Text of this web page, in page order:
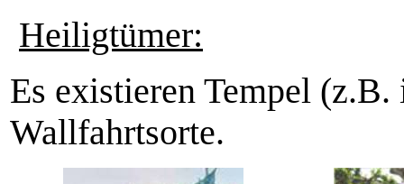
Heiligtümer:
Es existieren Tempel
Wallfahrtsorte.